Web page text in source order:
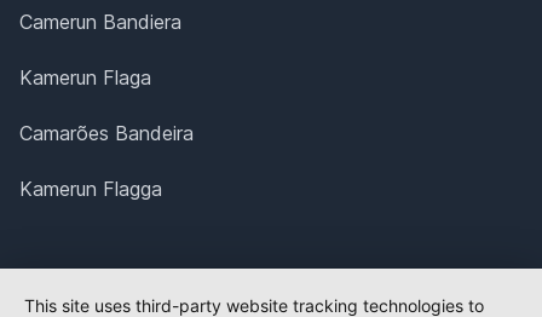
Camerun Bandiera
Kamerun Flaga
Camarões Bandeira
Kamerun Flagga
This site uses third-party website tracking technologies to